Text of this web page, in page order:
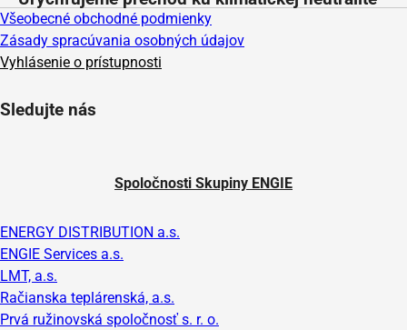
Všeobecné obchodné podmienky
Zásady spracúvania osobných údajov
Vyhlásenie o prístupnosti
Sledujte nás
Spoločnosti Skupiny ENGIE
ENERGY DISTRIBUTION a.s.
ENGIE Services a.s.
LMT, a.s.
Račianska teplárenská, a.s.
Prvá ružinovská spoločnosť s. r. o.